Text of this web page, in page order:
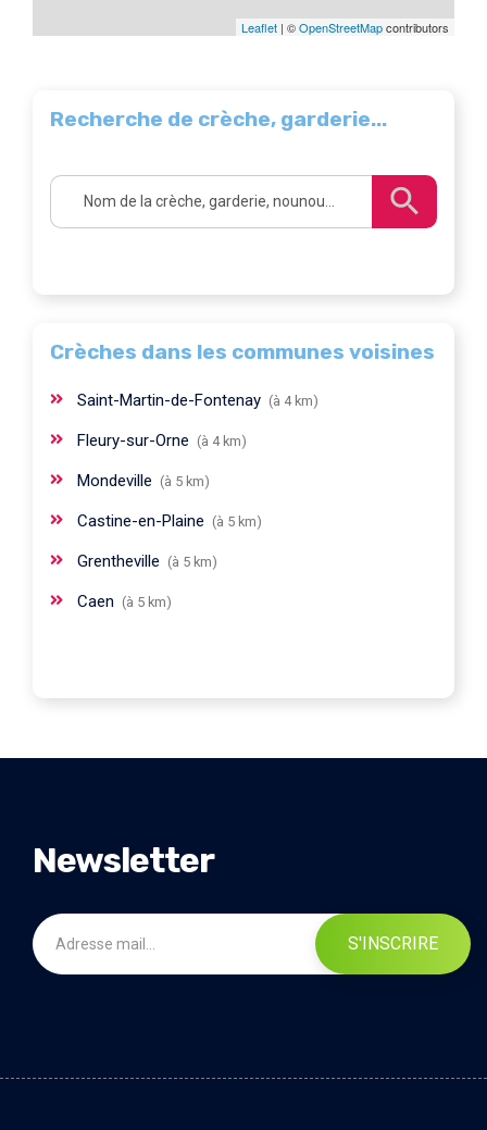
Leaflet | ©OpenStreetMapcontributors
Recherche de crèche, garderie...
Crèches dans les communes voisines
Saint-Martin-de-Fontenay (à 4 km)
Fleury-sur-Orne (à 4 km)
Mondeville (à 5 km)
Castine-en-Plaine (à 5 km)
Grentheville (à 5 km)
Caen (à 5 km)
Newsletter
S'INSCRIRE